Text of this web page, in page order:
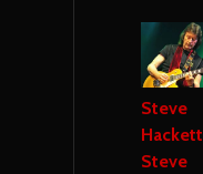
Steve
Steve